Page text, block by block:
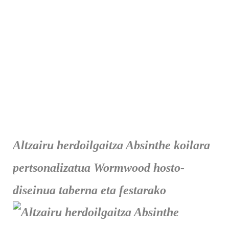
Altzairu herdoilgaitza Absinthe koilara
pertsonalizatua Wormwood hosto-
diseinua taberna eta festarako